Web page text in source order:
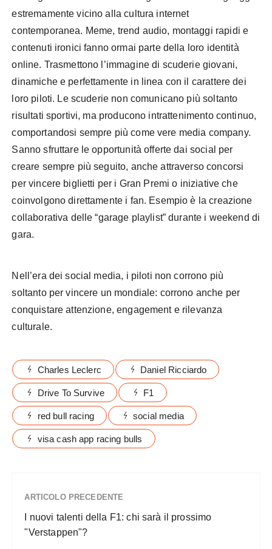
estremamente vicino alla cultura internet
contemporanea. Meme, trend audio, montaggi rapidi e
contenuti ironici fanno ormai parte della loro identità
online. Trasmettono l’immagine di scuderie giovani,
dinamiche e perfettamente in linea con il carattere dei
loro piloti. Le scuderie non comunicano più soltanto
risultati sportivi, ma producono intrattenimento continuo,
comportandosi sempre più come vere media company.
Sanno sfruttare le opportunità offerte dai social per
creare sempre più seguito, anche attraverso concorsi
per vincere biglietti per i Gran Premi o iniziative che
coinvolgono direttamente i fan. Esempio è la creazione
collaborativa delle “garage playlist” durante i weekend di
gara.
Nell’era dei social media, i piloti non corrono più
soltanto per vincere un mondiale: corrono anche per
conquistare attenzione, engagement e rilevanza
culturale.
Charles Leclerc Daniel Ricciardo
Drive To Survive F1
red bull racing social media
visa cash app racing bulls
ARTICOLO PRECEDENTE
I nuovi talenti della F1: chi sarà il prossimo
"Verstappen"?